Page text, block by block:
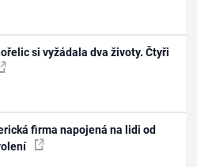
si vyžádala dva životy. Čtyři
firma napojená na lidi od